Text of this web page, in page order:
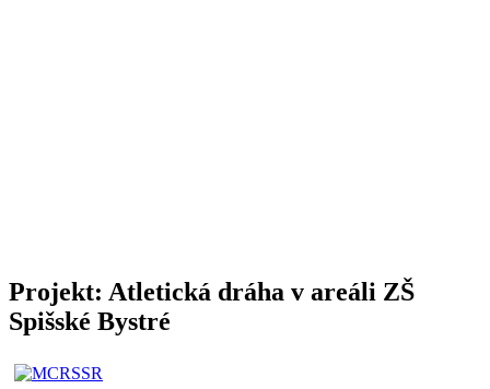
Projekt: Atletická dráha v areáli ZŠ
Spišské Bystré